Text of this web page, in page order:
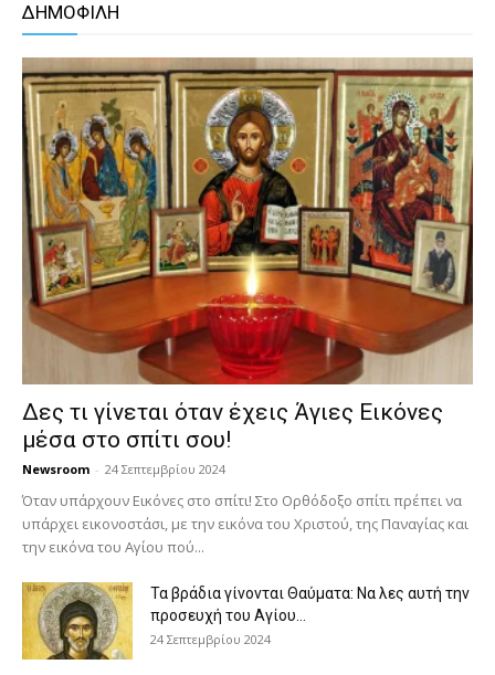
ΔΗΜΟΦΙΛΗ
Δες τι γίνεται όταν έχεις Άγιες Εικόνες
μέσα στο σπίτι σου!
Newsroom - 24 Σεπτεμβρίου 2024
Όταν υπάρχουν Εικόνες στο σπίτι! Στο Ορθόδοξο σπίτι πρέπει να
υπάρχει εικονοστάσι, με την εικόνα του Χριστού, της Παν­αγίας και
την εικόνα του Αγίου πού...
Τα βράδια γίνονται Θαύματα: Να λες αυτή την
προσευχή του Αγίου...
24 Σεπτεμβρίου 2024